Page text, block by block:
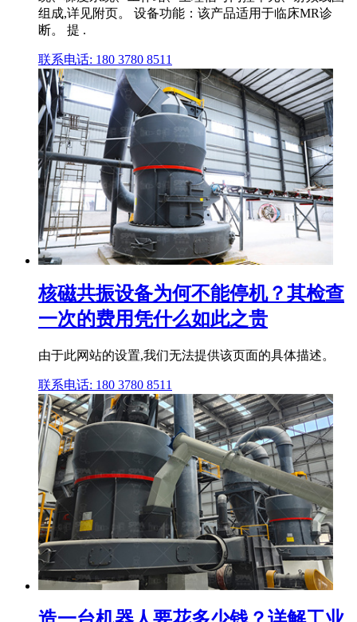
组成,详见附页。 设备功能：该产品适用于临床MR诊
断。 提 .
联系电话: 180 3780 8511
核磁共振设备为何不能停机？其检查
一次的费用凭什么如此之贵
由于此网站的设置,我们无法提供该页面的具体描述。
联系电话: 180 3780 8511